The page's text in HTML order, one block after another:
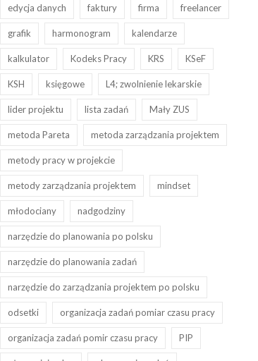
edycja danych faktury firma freelancer
grafik harmonogram kalendarze
kalkulator Kodeks Pracy KRS KSeF
KSH księgowe L4; zwolnienie lekarskie
lider projektu lista zadań Mały ZUS
metoda Pareta metoda zarządzania projektem
metody pracy w projekcie
metody zarządzania projektem mindset
młodociany nadgodziny
narzędzie do planowania po polsku
narzędzie do planowania zadań
narzędzie do zarządzania projektem po polsku
odsetki organizacja zadań pomiar czasu pracy
organizacja zadań pomir czasu pracy PIP